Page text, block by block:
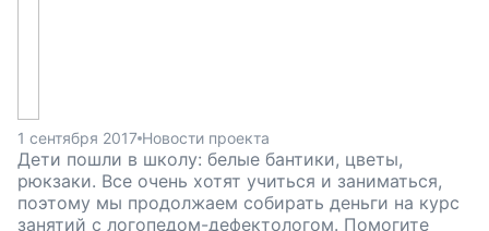
1 сентября 2017 Новости проекта
Дети пошли в школу: белые бантики, цветы,
рюкзаки. Все очень хотят учиться и заниматься,
поэтому мы продолжаем собирать деньги на курс
занятий с логопедом-дефектологом. Помогите